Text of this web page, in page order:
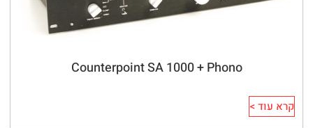
Counterpoint SA 1000 + Phono
קרא עוד >